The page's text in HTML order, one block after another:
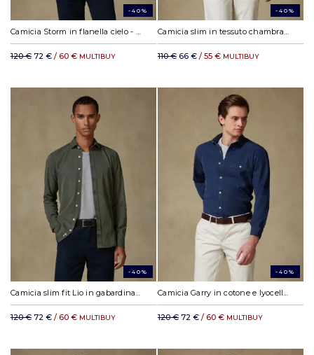
-40%
Camicia Storm in flanella cielo - Collo alla coreana
120 € 72 € / 60 € MULTIBUY
-40%
Camicia slim in tessuto chambray cielo
110 € 66 € / 55 € MULTIBUY
-40%
Camicia slim fit Lio in gabardina lavata kaki
120 € 72 € / 60 € MULTIBUY
-40%
Camicia Garry in cotone e lyocell blu navy
120 € 72 € / 60 € MULTIBUY